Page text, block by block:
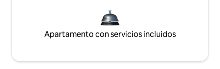
Apartamento con servicios incluidos